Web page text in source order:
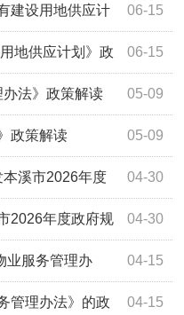
行... 06-15
建设用地供应计
06-15
地供应计划》政
05-09
法》政策解读
05-09
政策解读
04-30
溪市2026年度
04-30
2026年度政府规
04-15
业服务管理办
04-15
管理办法》的政